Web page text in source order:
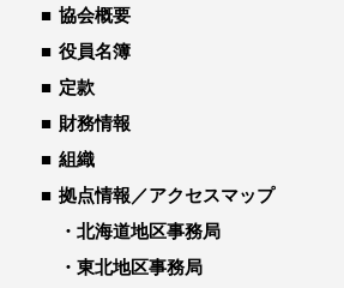
協会概要
役員名簿
定款
財務情報
組織
拠点情報／アクセスマップ
北海道地区事務局
東北地区事務局